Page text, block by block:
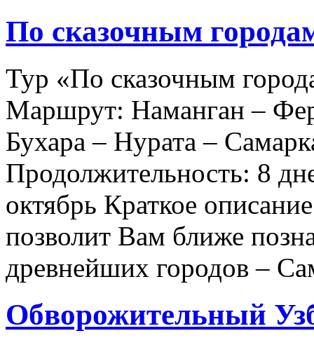
По сказочным
Тур «По сказочным
Маршрут: Наманган –
Бухара – Нурата –
Продолжительность: 8
октябрь Краткое
позволит Вам ближе
древнейших городов –
Обворожительный